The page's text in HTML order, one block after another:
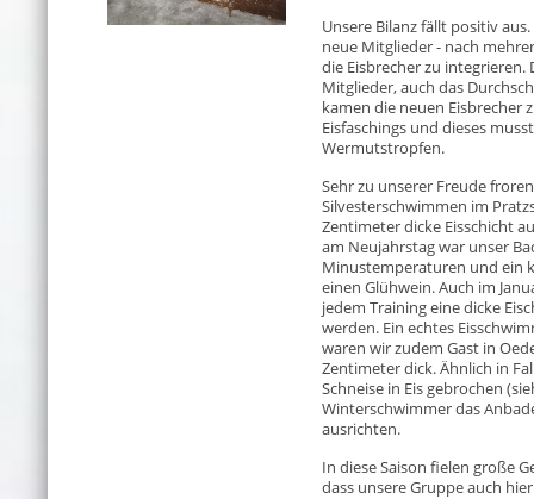
Unsere Bilanz fällt positiv
neue Mitglieder - nach
die Eisbrecher zu
Mitglieder, auch das
kamen die neuen Eisbrecher
Eisfaschings und dieses
Wermutstropfen.
Sehr zu unserer Freude
Silvesterschwimmen im
Zentimeter dicke Eisschicht
am Neujahrstag war unser
Minustemperaturen und ein
einen Glühwein. Auch im
jedem Training eine dicke
werden. Ein echtes
waren wir zudem Gast in
Zentimeter dick. Ähnlich in
Schneise in Eis gebrochen
Winterschwimmer das
ausrichten.
In diese Saison fielen große
dass unsere Gruppe auch